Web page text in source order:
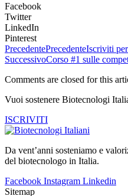
Facebook
Twitter
LinkedIn
Pinterest
PrecedentePrecedenteIscriviti
SuccessivoCorso #1 sulle
Comments are closed for this
Vuoi sostenere Biotecnologi
ISCRIVITI
Da vent’anni sosteniamo e
del biotecnologo in Italia.
Facebook Instagram Linkedin
Sitemap